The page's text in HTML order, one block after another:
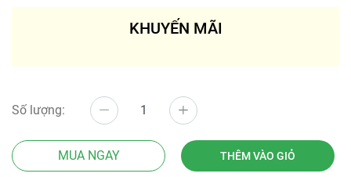
KHUYẾN MÃI
Số lượng:
MUA NGAY THÊM VÀO GIỎ